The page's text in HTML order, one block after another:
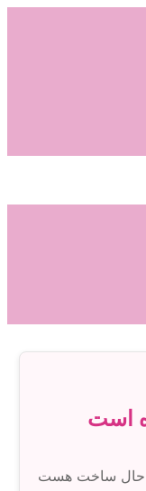
است
حال ساخت هست